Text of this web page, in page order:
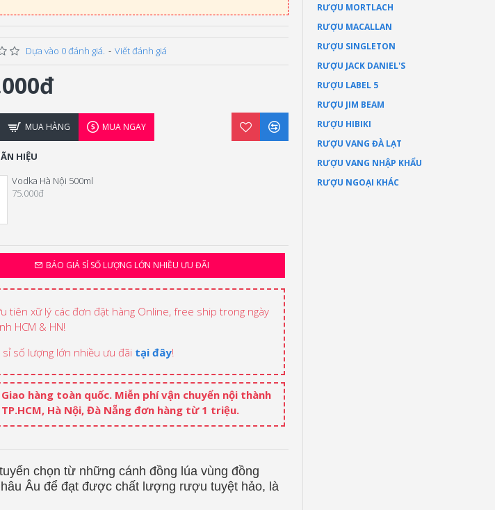
Dựa vào 0 đánh giá. - Viết đánh giá
MUA HÀNG MUA NGAY
BÁO GIÁ SỈ SỐ LƯỢNG LỚN NHIỀU ƯU ĐÃI
HIỆU
Vodka Hà Nội 500ml
75.000đ
tiên xữ lý các đơn đặt hàng Online, free ship trong ngày
HCM & HN!
sỉ số lượng lớn nhiều ưu đãi tại đây!
Giao hàng toàn quốc. Miễn phí vận chuyển nội thành
TP.HCM, Hà Nội, Đà Nẵng đơn hàng từ 1 triệu.
chọn từ những cánh đồng lúa vùng đồng
Âu để đạt được chất lượng rượu tuyệt hảo, là
RƯỢU MORTLACH
RƯỢU MACALLAN
RƯỢU SINGLETON
RƯỢU JACK DANIEL'S
RƯỢU LABEL 5
RƯỢU JIM BEAM
RƯỢU HIBIKI
RƯỢU VANG ĐÀ LẠT
RƯỢU VANG NHẬP KHẨU
RƯỢU NGOẠI KHÁC